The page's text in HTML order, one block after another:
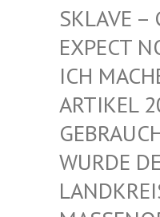
KLAVE –
XPECT
CH
RTIKEL 20
URDE